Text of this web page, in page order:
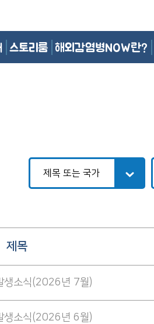
스토리룸 해외감염병NOW란?
제목
생소식(2026년 7월)
생소식(2026년 6월)